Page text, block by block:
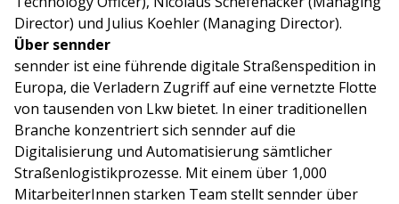
Director) und Julius Koehler (Managing Director).
Über sennder
sennder ist eine führende digitale Straßenspedition in
Europa, die Verladern Zugriff auf eine vernetzte Flotte
von tausenden von Lkw bietet. In einer traditionellen
Branche konzentriert sich sennder auf die
Digitalisierung und Automatisierung sämtlicher
Straßenlogistikprozesse. Mit einem über 1,000
MitarbeiterInnen starken Team stellt sennder über